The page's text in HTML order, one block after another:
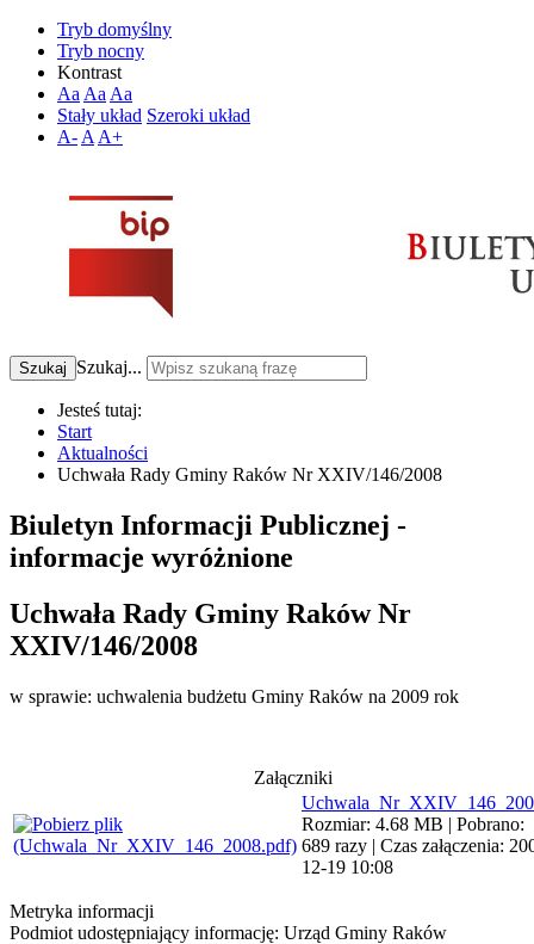
Tryb domyślny
Tryb nocny
Kontrast
Aa Aa Aa
Stały układ Szeroki układ
A- A A+
Szukaj Szukaj...
Jesteś tutaj:
Start
Aktualności
Uchwała Rady Gminy Raków Nr XXIV/146/2008
Biuletyn Informacji Publicznej -
informacje wyróżnione
Uchwała Rady Gminy Raków Nr
XXIV/146/2008
w sprawie: uchwalenia budżetu Gminy Raków na 2009 rok
Załączniki
Rozmiar: 4.68 MB | Pobrano:
689 razy | Czas załączenia:
12-19 10:08
Metryka informacji
Podmiot udostępniający informację: Urząd Gminy Raków